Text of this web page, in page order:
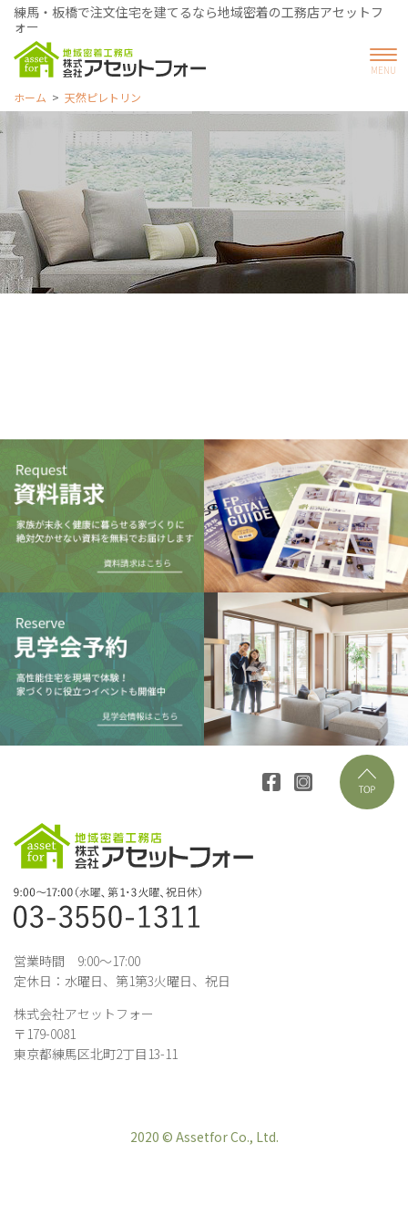
練馬・板橋で注文住宅を建てるなら地域密着の工務店アセットフ
ォー
ホーム 天然ピレトリン
営業時間 9:00～17:00
定休日：水曜日、第1第3火曜日、祝日
株式会社アセットフォー
〒179-0081
東京都練馬区北町2丁目13-11
2020 © Assetfor Co., Ltd.